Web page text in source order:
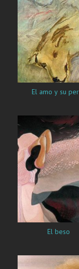
El amo y su
El beso